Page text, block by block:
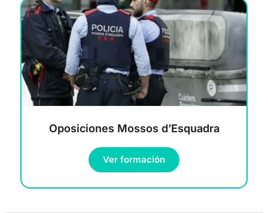
Oposiciones Mossos d’Esquadra
Ver formación